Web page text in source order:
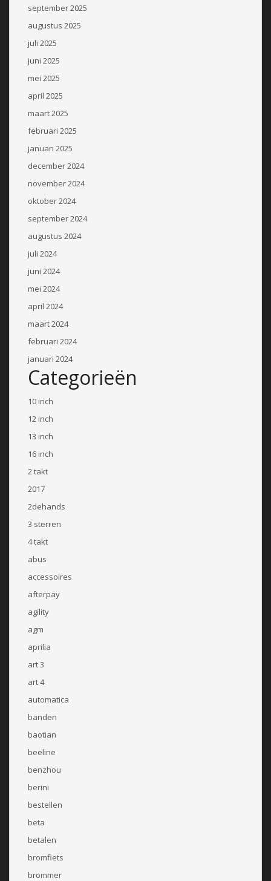
september 2025
augustus 2025
juli 2025
juni 2025
mei 2025
april 2025
maart 2025
februari 2025
januari 2025
december 2024
november 2024
oktober 2024
september 2024
augustus 2024
juli 2024
juni 2024
mei 2024
april 2024
maart 2024
februari 2024
januari 2024
Categorieën
10 inch
12 inch
13 inch
16 inch
2 takt
2017
2dehands
3 sterren
4 takt
abus
accessoires
afterpay
agility
agm
aprilia
art 3
art 4
automatica
banden
baotian
beeline
benzhou
berini
bestellen
beta
betalen
bromfiets
brommer